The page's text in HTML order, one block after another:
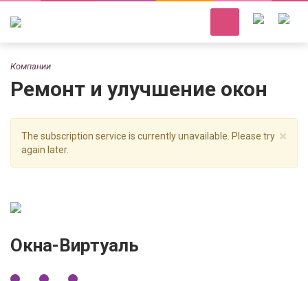
Компании
Ремонт и улучшение окон
×
The subscription service is currently unavailable. Please try
again later.
Окна-Виртуаль